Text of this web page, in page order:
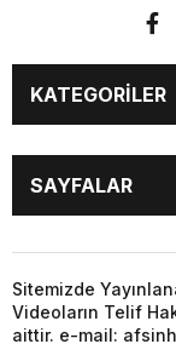
KATEGORİLER
EĞİTİM
GÜNCEL
SİYASET
KÜNYE
SAYFALAR
GÜNCEL
SİYASET
Sitemizde
Videoların Telif
aittir. e-mail: